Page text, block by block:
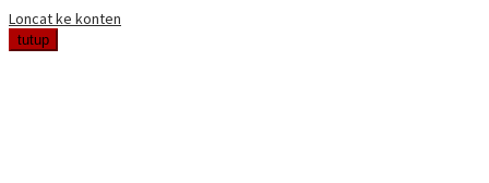
Loncat ke konten
tutup